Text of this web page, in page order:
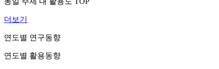
더보기
연도별 연구동향
연도별 활용동향